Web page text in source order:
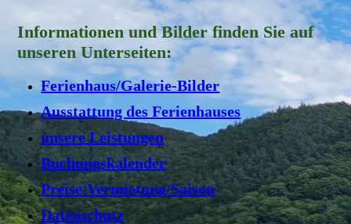
Informationen und Bilder finden Sie auf
unseren Unterseiten:
Ferienhaus/Galerie-Bilder
Ausstattung des Ferienhauses
unsere Leistungen
Buchungskalender
Preise/Vermietung/Saison
Datenschutz